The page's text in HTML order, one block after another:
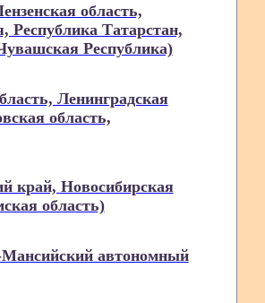
область,
Татарстан,
Республика)
Ленинградская
область,
край, Новосибирская
область)
автономный